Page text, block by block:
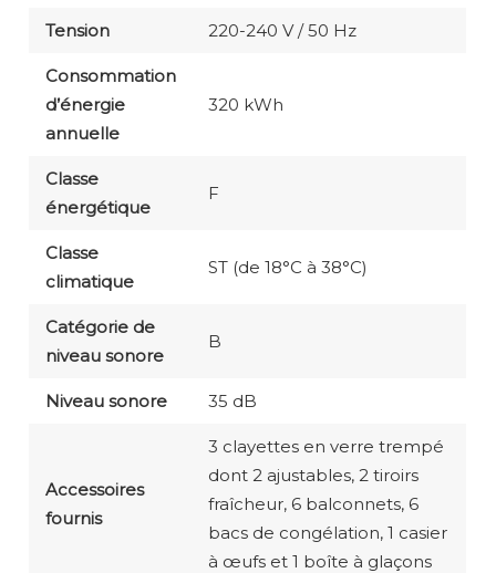
Tension ‎220-240 V / 50 Hz
Consommation
d’énergie
annuelle
320 kWh
Classe
énergétique
F
Classe
climatique
ST (de 18°C à 38°C)
Catégorie de
niveau sonore
B
Niveau sonore 35 dB
Accessoires
fournis
3 clayettes en verre trempé
dont 2 ajustables, 2 tiroirs
fraîcheur, 6 balconnets, 6
bacs de congélation, 1 casier
à œufs et 1 boîte à glaçons